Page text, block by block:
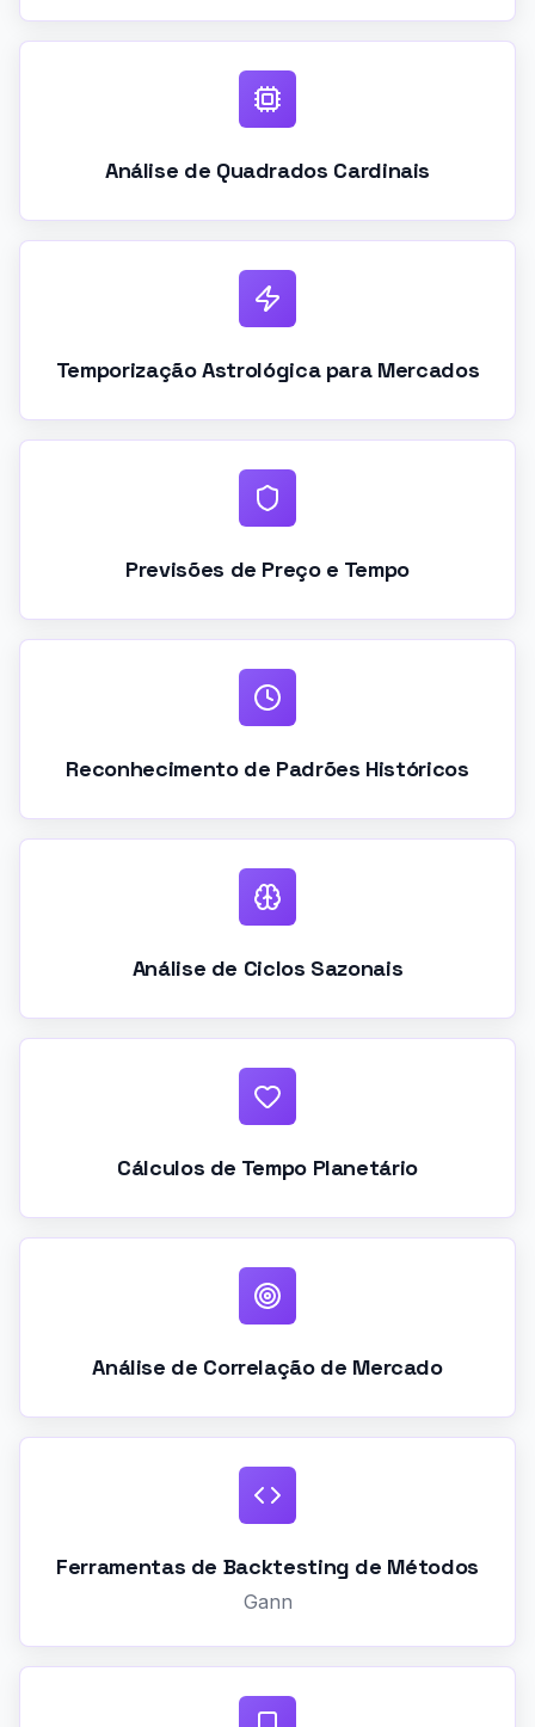
Análise de Quadrados Cardinais
Temporização Astrológica para Mercados
Previsões de Preço e Tempo
Reconhecimento de Padrões Históricos
Análise de Ciclos Sazonais
Cálculos de Tempo Planetário
Análise de Correlação de Mercado
Ferramentas de Backtesting de Métodos
Gann